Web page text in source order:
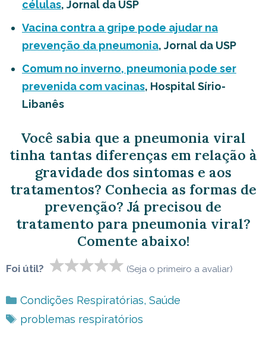
células, Jornal da USP
Vacina contra a gripe pode ajudar na
prevenção da pneumonia, Jornal da USP
Comum no inverno, pneumonia pode ser
prevenida com vacinas, Hospital Sírio-
Libanês
Você sabia que a pneumonia viral
tinha tantas diferenças em relação à
gravidade dos sintomas e aos
tratamentos? Conhecia as formas de
prevenção? Já precisou de
tratamento para pneumonia viral?
Comente abaixo!
Foi útil? (Seja o primeiro a avaliar)
Categorias
Condições Respiratórias, Saúde
Tags
problemas respiratórios